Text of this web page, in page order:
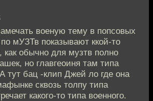
военую тему в попсовых
мУЗТв показывают ккой-то
обычно для музтв полно
но главгеоиня там типа
тут бац -клип Джей ло где она
сквозь толпу типа
какого-то типа военного.